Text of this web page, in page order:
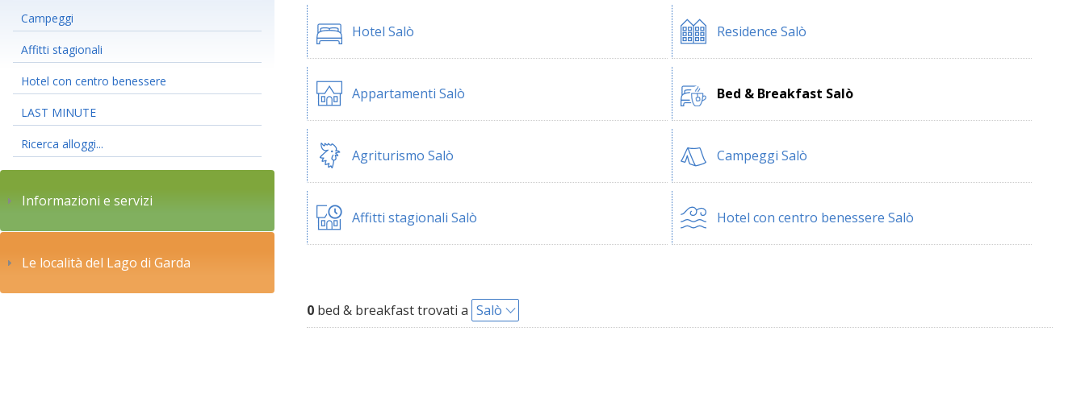
Campeggi
Affitti stagionali
Hotel con centro benessere
LAST MINUTE
Ricerca alloggi...
Informazioni e servizi
Le località del Lago di Garda
Hotel Salò Residence Salò
Appartamenti Salò Bed & Breakfast Salò
Agriturismo Salò Campeggi Salò
Affitti stagionali Salò Hotel con centro benessere Salò
0 bed & breakfast trovati a Salò